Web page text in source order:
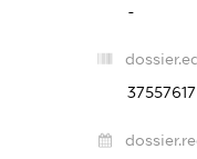
-
37557617